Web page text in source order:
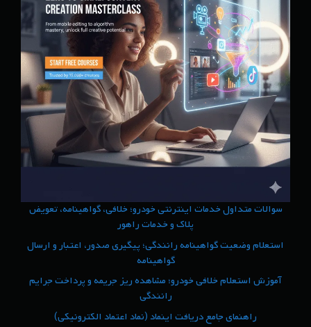
سوالات متداول خدمات اینترنتی خودرو؛ خلافی، گواهینامه، تعویض
پلاک و خدمات راهور
استعلام وضعیت گواهینامه رانندگی؛ پیگیری صدور، اعتبار و ارسال
گواهینامه
آموزش استعلام خلافی خودرو؛ مشاهده ریز جریمه و پرداخت جرایم
رانندگی
راهنمای جامع دریافت اینماد (نماد اعتماد الکترونیکی)